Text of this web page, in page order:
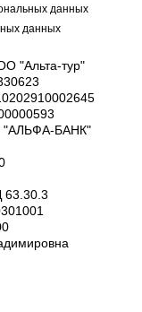
данных
данных
"Альта-тур"
"АЛЬФА-БАНК"
63.30.3